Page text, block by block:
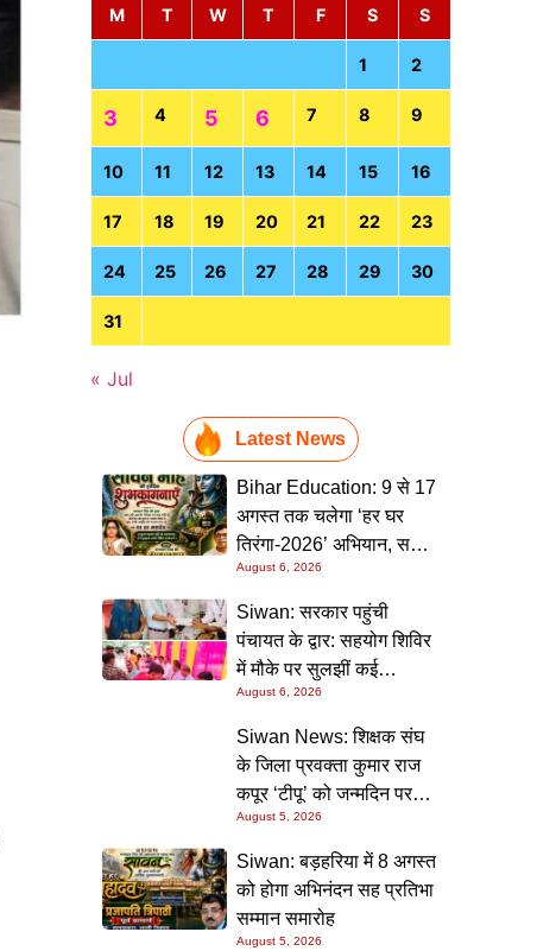
M
T W T F S S
1 2
3 4 5 6 7 8 9
10 11 12 13 14 15 16
17 18 19 20 21 22 23
24 25 26 27 28 29 30
31
« Jul
Latest News
Bihar Education: 9 से 17
अगस्त तक चलेगा ‘हर घर
तिरंगा-2026’ अभियान, सभी
स्कूलों को दिए गए विस्तृत
निर्देश
August 6, 2026
Siwan: सरकार पहुंची
पंचायत के द्वार: सहयोग शिविर
में मौके पर सुलझीं कई
समस्याएं, 30 दिन में समाधान
की गारंटी
August 6, 2026
Siwan News: शिक्षक संघ
के जिला प्रवक्ता कुमार राज
कपूर ‘टीपू’ को जन्मदिन पर
मिली शुभकामनाओं की सौगात
August 5, 2026
Siwan: बड़हरिया में 8 अगस्त
को होगा अभिनंदन सह प्रतिभा
सम्मान समारोह
August 5, 2026